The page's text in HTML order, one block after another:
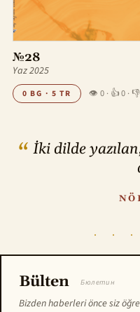
№28
Yaz 2025
0 BG · 5 TR 👁 0· 👍 0·
İki dilde
· ·
Bülten Бюлетин
Bizden haberleri önce siz